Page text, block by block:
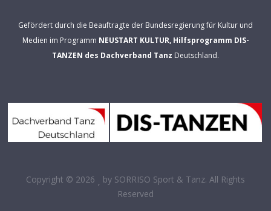
Gefördert durch die Beauftragte der Bundesregierung für Kultur und
Medien im Programm NEUSTART KULTUR, Hilfsprogramm DIS-
TANZEN des Dachverband Tanz Deutschland.
Copyright © 2026 by SORRISO Sport & Tanz. All Rights
Reserved